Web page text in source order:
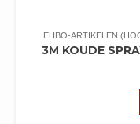
EHBO-ARTIKELEN
3M KOUDE